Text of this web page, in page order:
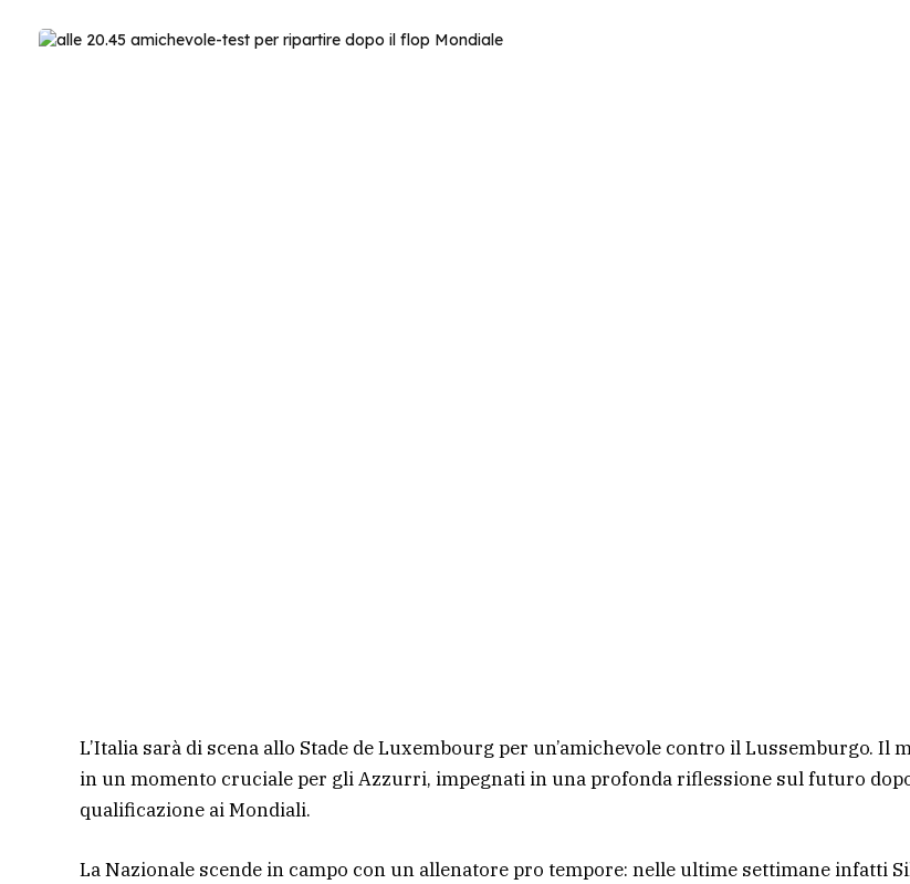
L’Italia sarà di scena allo Stade de Luxembourg per un’amichevole contro il Lussemburgo. Il
in un momento cruciale per gli Azzurri, impegnati in una profonda riflessione sul futuro
qualificazione ai Mondiali.
La Nazionale scende in campo con un allenatore pro tempore: nelle ultime settimane infatti